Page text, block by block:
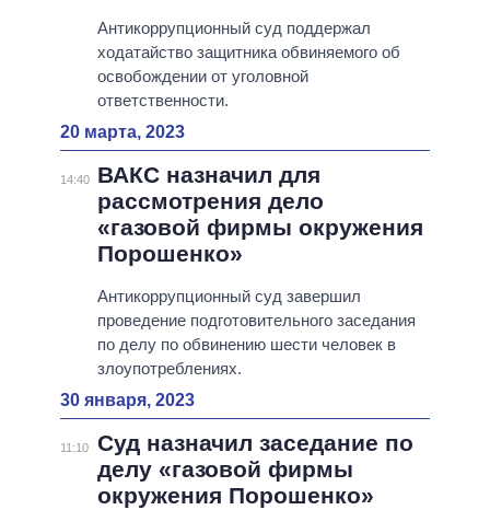
Антикоррупционный суд поддержал
ходатайство защитника обвиняемого об
освобождении от уголовной
ответственности.
20 марта, 2023
14:40
ВАКС назначил для
рассмотрения дело
«газовой фирмы окружения
Порошенко»
Антикоррупционный суд завершил
проведение подготовительного заседания
по делу по обвинению шести человек в
злоупотреблениях.
30 января, 2023
11:10
Суд назначил заседание по
делу «газовой фирмы
окружения Порошенко»